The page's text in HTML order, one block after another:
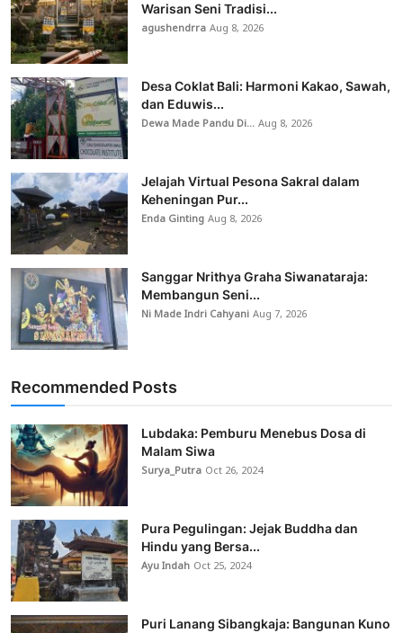
Warisan Seni Tradisi...
agushendrraAug 8, 2026
Desa Coklat Bali: Harmoni Kakao, Sawah,
dan Eduwis...
Dewa Made Pandu Di...Aug 8, 2026
Jelajah Virtual Pesona Sakral dalam
Keheningan Pur...
Enda GintingAug 8, 2026
Sanggar Nrithya Graha Siwanataraja:
Membangun Seni...
Ni Made Indri CahyaniAug 7, 2026
Recommended Posts
Lubdaka: Pemburu Menebus Dosa di
Malam Siwa
Surya_Putra Oct 26, 2024
Pura Pegulingan: Jejak Buddha dan
Hindu yang Bersa...
Ayu Indah Oct 25, 2024
Puri Lanang Sibangkaja: Bangunan Kuno